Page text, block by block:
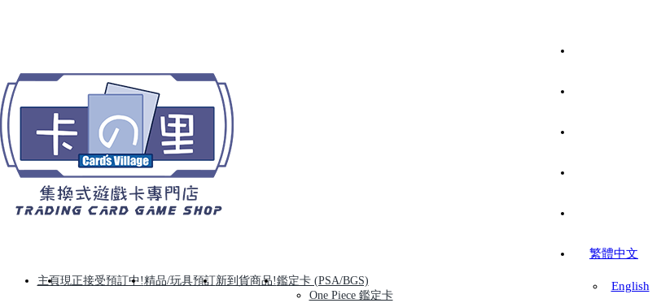
繁體中文
English
主頁現正接受預訂中!精品/玩具預訂新到貨商品!鑑定卡 (PSA/BGS)
One Piece 鑑定卡